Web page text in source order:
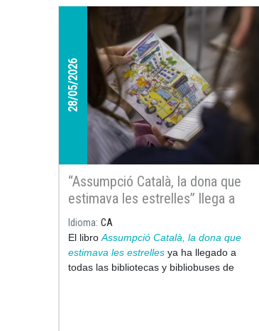
28/05/2026
“Assumpció Català, la dona que
estimava les estrelles” llega a
todas las bibliotecas de Cataluña
Idioma CA
El libroAssumpció Català, la dona que
estimava les estrelles ya ha llegado a
todas las bibliotecas y bibliobuses de